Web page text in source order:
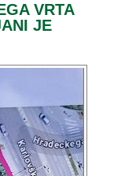
VRTA
JE